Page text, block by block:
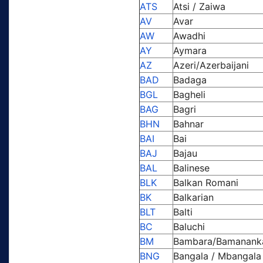
ATS
Atsi / Zaiwa
AV
Avar
AW
Awadhi
AY
Aymara
AZ
Azeri/Azerbaijani
BAD
Badaga
BGL
Bagheli
BAG
Bagri
BHN
Bahnar
BAI
Bai
BAJ
Bajau
BAL
Balinese
BLK
Balkan Romani
BK
Balkarian
BLT
Balti
BC
Baluchi
BM
Bambara/
BNG
Bangala / Mbangala